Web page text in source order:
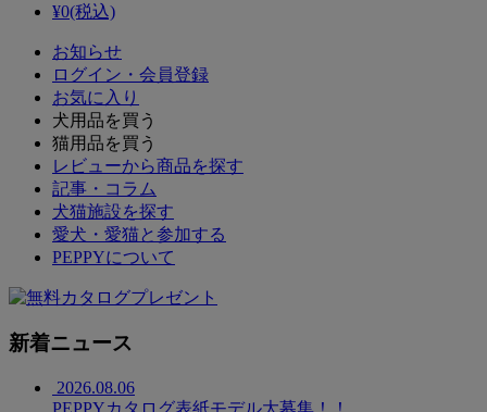
¥0(税込)
お知らせ
ログイン・会員登録
お気に入り
犬用品を買う
猫用品を買う
レビューから商品を探す
記事・コラム
犬猫施設を探す
愛犬・愛猫と参加する
PEPPYについて
新着ニュース
2026.08.06